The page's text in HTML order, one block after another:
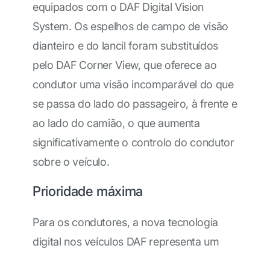
equipados com o DAF Digital Vision
System. Os espelhos de campo de visão
dianteiro e do lancil foram substituídos
pelo DAF Corner View, que oferece ao
condutor uma visão incomparável do que
se passa do lado do passageiro, à frente e
ao lado do camião, o que aumenta
significativamente o controlo do condutor
sobre o veículo.
Prioridade máxima
Para os condutores, a nova tecnologia
digital nos veículos DAF representa um